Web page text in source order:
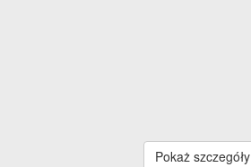
Pokaż szczegóły